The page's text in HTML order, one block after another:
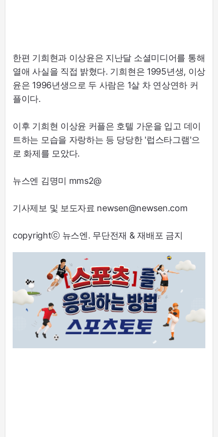
한편 기희현과 이상윤은 지난달 소셜미디어를 통해
열애 사실을 직접 밝혔다. 기희현은 1995년생, 이상
윤은 1996년생으로 두 사람은 1살 차 연상연하 커
플이다.
이후 기희현 이상윤 커플은 호텔 가운을 입고 데이
트하는 모습을 자랑하는 등 당당한 '럽스타그램'으
로 화제를 모았다.
뉴스엔 김명미 mms2@
기사제보 및 보도자료 newsen@newsen.com
copyrightⓒ 뉴스엔. 무단전재 & 재배포 금지